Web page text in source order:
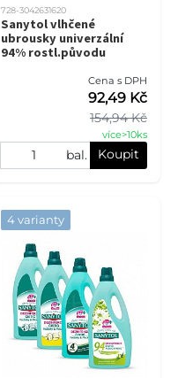
728-3042631620
Sanytol vlhčené
ubrousky univerzální
94% rostl.původu
Cena s DPH
154,94 Kč
92,49 Kč
více>10ks
bal. Koupit
4 varianty